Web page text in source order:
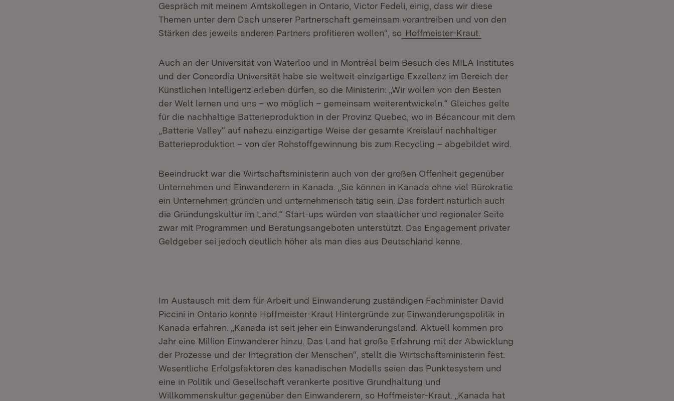
Gespräch mit meinem Amtskollegen in Ontario, Victor Fedeli, einig, dass wir diese
Themen unter dem Dach unserer Partnerschaft gemeinsam vorantreiben und von den
Stärken des jeweils anderen Partners profitieren wollen“, so Hoffmeister-Kraut.
Auch an der Universität von Waterloo und in Montréal beim Besuch des MILA Institutes
und der Concordia Universität habe sie weltweit einzigartige Exzellenz im Bereich der
Künstlichen Intelligenz erleben dürfen, so die Ministerin: „Wir wollen von den Besten
der Welt lernen und uns – wo möglich – gemeinsam weiterentwickeln.“ Gleiches gelte
für die nachhaltige Batterieproduktion in der Provinz Quebec, wo in Bécancour mit dem
„Batterie Valley“ auf nahezu einzigartige Weise der gesamte Kreislauf nachhaltiger
Batterieproduktion – von der Rohstoffgewinnung bis zum Recycling – abgebildet wird.
Beeindruckt war die Wirtschaftsministerin auch von der großen Offenheit gegenüber
Unternehmen und Einwanderern in Kanada. „Sie können in Kanada ohne viel Bürokratie
ein Unternehmen gründen und unternehmerisch tätig sein. Das fördert natürlich auch
die Gründungskultur im Land.“ Start-ups würden von staatlicher und regionaler Seite
zwar mit Programmen und Beratungsangeboten unterstützt. Das Engagement privater
Geldgeber sei jedoch deutlich höher als man dies aus Deutschland kenne.
Im Austausch mit dem für Arbeit und Einwanderung zuständigen Fachminister David
Piccini in Ontario konnte Hoffmeister-Kraut Hintergründe zur Einwanderungspolitik in
Kanada erfahren. „Kanada ist seit jeher ein Einwanderungsland. Aktuell kommen pro
Jahr eine Million Einwanderer hinzu. Das Land hat große Erfahrung mit der Abwicklung
der Prozesse und der Integration der Menschen“, stellt die Wirtschaftsministerin fest.
Wesentliche Erfolgsfaktoren des kanadischen Modells seien das Punktesystem und
eine in Politik und Gesellschaft verankerte positive Grundhaltung und
Willkommenskultur gegenüber den Einwanderern, so Hoffmeister-Kraut. „Kanada hat